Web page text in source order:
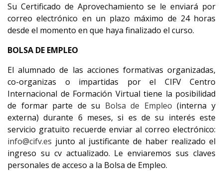
Su Certificado de Aprovechamiento se le enviará por
correo electrónico en un plazo máximo de 24 horas
desde el momento en que haya finalizado el curso.
BOLSA DE EMPLEO
El alumnado de las acciones formativas organizadas,
co-organizas o impartidas por el CIFV Centro
Internacional de Formación Virtual tiene la posibilidad
de formar parte de su Bolsa de Empleo (interna y
externa) durante 6 meses, si es de su interés este
servicio gratuito recuerde enviar al correo electrónico:
info@cifv.es junto al justificante de haber realizado el
ingreso su cv actualizado. Le enviaremos sus claves
personales de acceso a la Bolsa de Empleo.